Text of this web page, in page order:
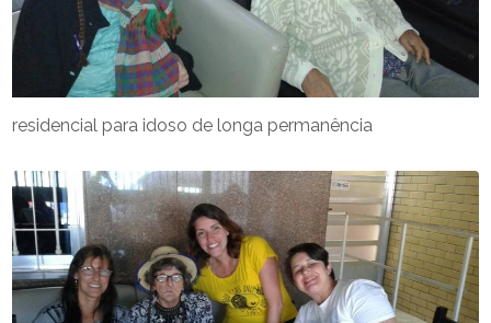
residencial para idoso de longa permanência